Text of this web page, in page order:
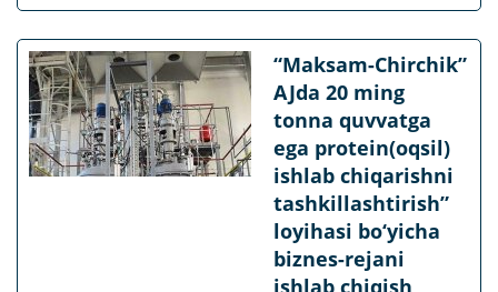
“Maksam-Chirchik”
AJda 20 ming
tonna quvvatga
ega protein(oqsil)
ishlab chiqarishni
tashkillashtirish”
loyihasi bo‘yicha
biznes-rejani
ishlab chiqish